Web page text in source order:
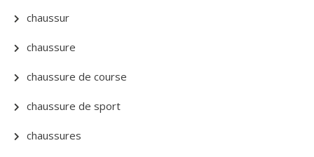
chaussur
chaussure
chaussure de course
chaussure de sport
chaussures